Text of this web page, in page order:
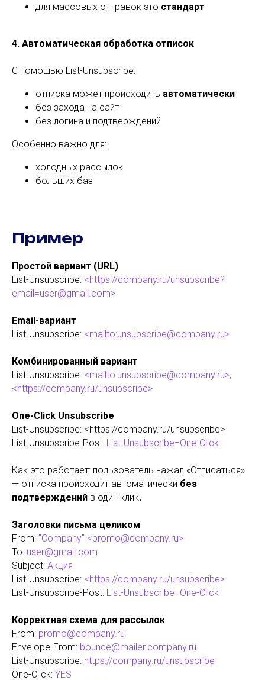
для массовых отправок это стандарт
4. Автоматическая обработка отписок
С помощью List-Unsubscribe:
отписка может происходить автоматически
без захода на сайт
без логина и подтверждений
Особенно важно для:
холодных рассылок
больших баз
Пример
Простой вариант (URL)
List-Unsubscribe: <https://company.ru/unsubscribe?
email=user@gmail.com>
Email-вариант
List-Unsubscribe: <mailto:unsubscribe@company.ru>
Комбинированный вариант
List-Unsubscribe: <mailto:unsubscribe@company.ru>,
<https://company.ru/unsubscribe>
One-Click Unsubscribe
List-Unsubscribe: <https://company.ru/unsubscribe>
List-Unsubscribe-Post: List-Unsubscribe=One-Click
Как это работает: пользователь нажал «Отписаться»
— отписка происходит автоматически без
подтверждений в один клик.
Заголовки письма целиком
From: "Company" <promo@company.ru>
To: user@gmail.com
Subject: Акция
List-Unsubscribe: <https://company.ru/unsubscribe>
List-Unsubscribe-Post: List-Unsubscribe=One-Click
Корректная схема для рассылок
From: promo@company.ru
Envelope-From: bounce@mailer.company.ru
List-Unsubscribe: https://company.ru/unsubscribe
One-Click: YES